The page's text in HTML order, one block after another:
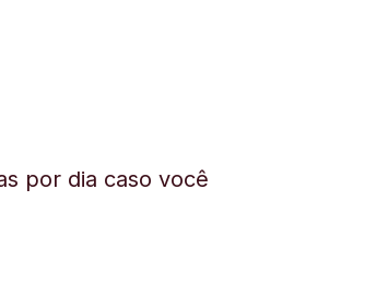
por dia caso você